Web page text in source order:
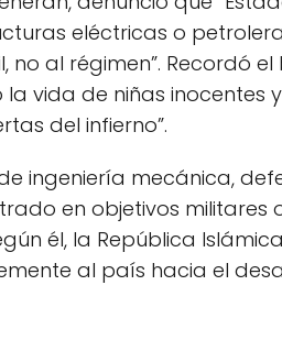
eléctricas o
al régimen”. Recordó
vida de niñas inocentes
del infierno”.
ingeniería mecánica,
en objetivos militares
él, la República
al país hacia el